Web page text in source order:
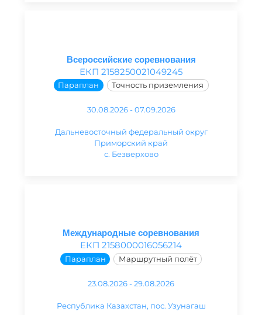
Всероссийские соревнования
ЕКП 2158250021049245
Параплан Точность приземления
30.08.2026 - 07.09.2026
Дальневосточный федеральный округ
Приморский край
с. Безверхово
Международные соревнования
ЕКП 2158000016056214
Параплан Маршрутный полёт
23.08.2026 - 29.08.2026
Республика Казахстан, пос. Узунагаш